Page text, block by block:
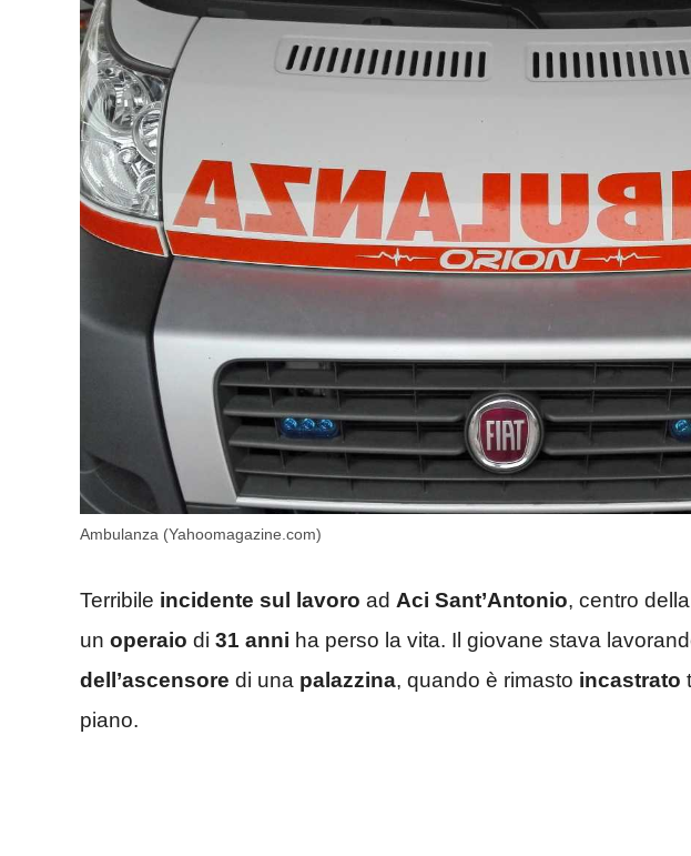
Ambulanza (Yahoomagazine.com)
Terribile incidente sul lavoro ad Aci Sant’Antonio, centro
un operaio di 31 anni ha perso la vita. Il giovane stava
dell’ascensore di una palazzina, quando è rimasto incastrato
piano.